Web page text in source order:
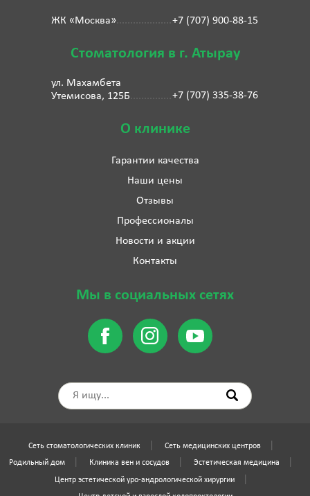
ЖК «Москва» +7 (707) 900-88-15
Стоматология в г. Атырау
ул. Махамбета
Утемисова, 125Б
+7 (707) 335-38-76
О клинике
Гарантии качества
Наши цены
Отзывы
Профессионалы
Новости и акции
Контакты
Мы в социальных сетях
Сеть стоматологических клиник Сеть медицинских центров
Родильный дом Клиника вен и сосудов Эстетическая медицина
Центр эстетической уро-андрологической хирургии